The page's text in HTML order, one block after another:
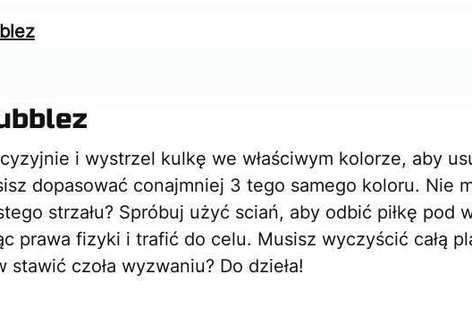
i wystrzel kulkę we właściwym kolorze, aby
dopasować conajmniej 3 tego samego koloru. Nie
strzału? Spróbuj użyć sciań, aby odbić piłkę pod
prawa fizyki i trafić do celu. Musisz wyczyścić całą
stawić czoła wyzwaniu? Do dzieła!